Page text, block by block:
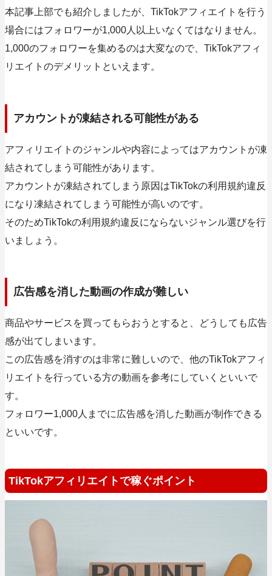
本記事上部でも紹介しましたが、TikTokアフィエイトを行う
場合にはフォロワーが1,000人以上いなくてはなりません。
1,000のフォロワーを集めるのは大変なので、TikTokアフィ
リエイトのデメリットといえます。
アカウントが凍結される可能性がある
アフィリエイトのジャンルや内容によってはアカウントが凍
結されてしまう可能性があります。
アカウントが凍結されてしまう原因はTikTokの利用規約違反
になり凍結されてしまう可能性が高いのです。
そのためTikTokの利用規約違反にならないジャンル選びを行
いましょう。
広告感を消した動画の作成が難しい
商品やサービスを買ってもらおうとすると、どうしても広告
感が出てしまいます。
この広告感を消すのは非常に難しいので、他のTikTokアフィ
リエイトを行っている方の動画を参考にしていくといいで
す。
フォロワー1,000人までに広告感を消した動画が制作できる
といいです。
TikTokアフィリエイトで稼ぐポイント